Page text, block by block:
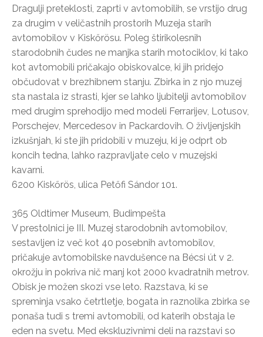
Dragulji preteklosti, zaprti v avtomobilih, se vrstijo drug
za drugim v veličastnih prostorih Muzeja starih
avtomobilov v Kiskőrösu. Poleg štirikolesnih
starodobnih čudes ne manjka starih motociklov, ki tako
kot avtomobili pričakajo obiskovalce, ki jih pridejo
občudovat v brezhibnem stanju. Zbirka in z njo muzej
sta nastala iz strasti, kjer se lahko ljubitelji avtomobilov
med drugim sprehodijo med modeli Ferrarijev, Lotusov,
Porschejev, Mercedesov in Packardovih. O življenjskih
izkušnjah, ki ste jih pridobili v muzeju, ki je odprt ob
koncih tedna, lahko razpravljate celo v muzejski
kavarni.
6200 Kiskőrös, ulica Petőfi Sándor 101.
365 Oldtimer Museum, Budimpešta
V prestolnici je III. Muzej starodobnih avtomobilov,
sestavljen iz več kot 40 posebnih avtomobilov,
pričakuje avtomobilske navdušence na Bécsi út v 2.
okrožju in pokriva nič manj kot 2000 kvadratnih metrov.
Obisk je možen skozi vse leto. Razstava, ki se
spreminja vsako četrtletje, bogata in raznolika zbirka se
ponaša tudi s tremi avtomobili, od katerih obstaja le
eden na svetu. Med ekskluzivnimi deli na razstavi so